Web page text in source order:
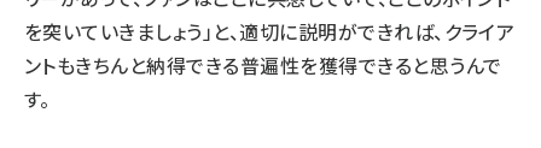
を突いていきましょう」と、適切に説明ができれば、クライア
ントもきちんと納得できる普遍性を獲得できると思うんで
す。